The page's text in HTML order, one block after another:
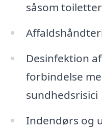
såsom
Desinfektion
forbindelse
sundhedsrisici
Indendørs og